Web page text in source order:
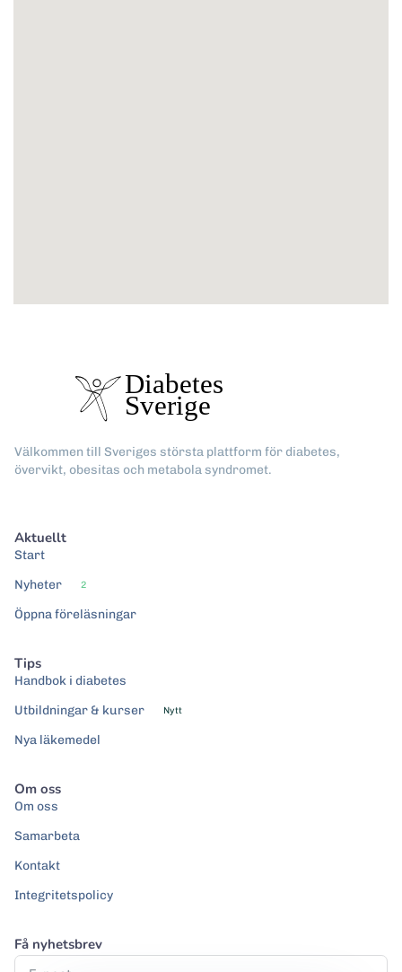
Välkommen till Sveriges största plattform för diabetes,
övervikt, obesitas och metabola syndromet.
Aktuellt
Start
Nyheter
2
Öppna föreläsningar
Tips
Handbok i diabetes
Utbildningar & kurser
Nytt
Nya läkemedel
Om oss
Om oss
Samarbeta
Kontakt
Integritetspolicy
Få nyhetsbrev